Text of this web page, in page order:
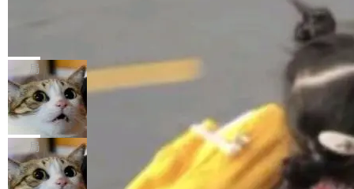
“启蒙老师”。 而今年，恰好是雷霄骅离世十周
年。FFmpeg 社区最终选择用一个大版本的名
字，留下了这份纪念。 雷霄骅曾是中国传媒大学
数字电视技术方向的博士生，长期从事视频、音
频技...
编写程序，目标是完成电商平台作者信息与商品
列表的数据匹配 —— 一项常规的数据处理任
务，最终却产生了 180 万美元的账单，实际支出
超出原定预算 860%。 更令人意外的是，该项目
最终并未成功落地，而高额算力消耗持续运行长
达 5 个月，公司直到财务对账时才察觉异常。这
意味着一个无人看管的 AI 程序，在近半年时间
e CEO Clément Delangue 在 CNBC 的采访里
没有拐弯抹角。他说中国正在赢得 AI 竞赛，而
且按目前的速度，中国 AI 工具预计在今年底或
2027 年就能追上美国前沿实验室的水平。 Dela
ngue 把原因归结为一件事：开放协作。中国的
AI 开发者在一个共享和协作的生态里加速迭代，
而美国模型厂商在"闭门造车"。他的原话是 "buil
局
当 AI agent 把源码变成了最好的扩展系
统，开发者工具必须开源
五年前，David Crawshaw 问过很多软件工程师
一个问题：你写过什么给自己用的程序？答案几
乎都是没有。工程师们整天用别人写的程序写程
序给别人用。偶尔有人自己写个博客系统、智能
局
DeepSeek Harness 宣布内测邀请，全